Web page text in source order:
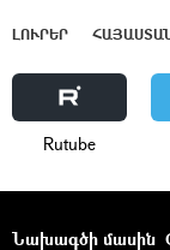
ԼՈՒՐԵՐ
Rutube
Նախագծի մասին